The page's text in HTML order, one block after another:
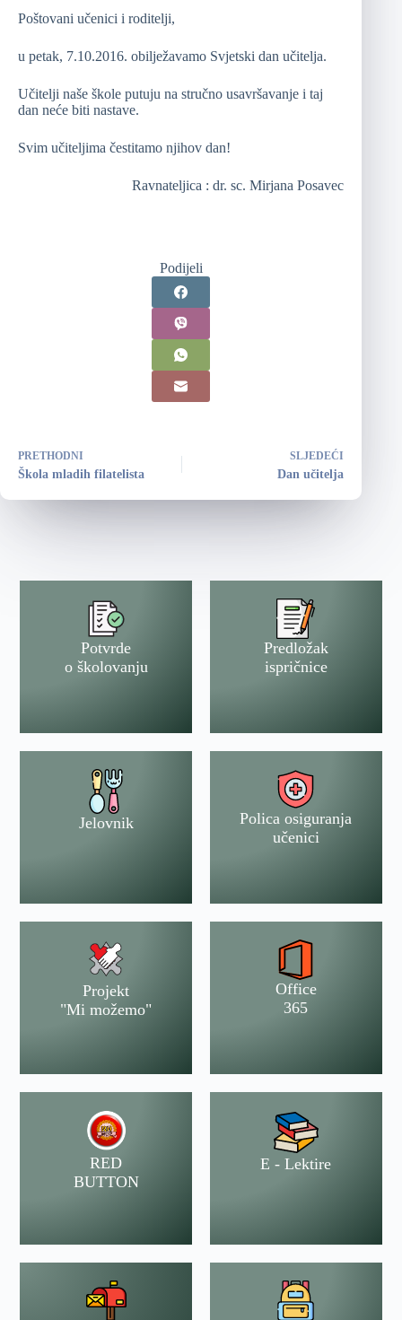
Poštovani učenici i roditelji,
u petak, 7.10.2016. obilježavamo Svjetski dan učitelja.
Učitelji naše škole putuju na stručno usavršavanje i taj
dan neće biti nastave.
Svim učiteljima čestitamo njihov dan!
Ravnateljica : dr. sc. Mirjana Posavec
Podijeli
PRETHODNI
Škola mladih filatelista
SLJEDEĆI
Dan učitelja
Potvrde
o školovanju
Predložak
ispričnice
Jelovnik
Polica osiguranja
učenici
Projekt
"Mi možemo"
Office
365
RED
BUTTON
E - Lektire